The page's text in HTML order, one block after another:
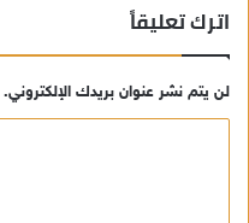
اترك تعليقاً
لن يتم نشر عنوان بريدك الإلكتروني.